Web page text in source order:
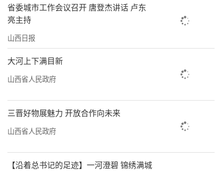
省委城市工作会议召开 唐登杰讲话 卢东
亮主持
山西日报
大河上下满目新
山西省人民政府
三晋好物展魅力 开放合作向未来
山西省人民政府
【沿着总书记的足迹】一河澄碧 锦绣满城